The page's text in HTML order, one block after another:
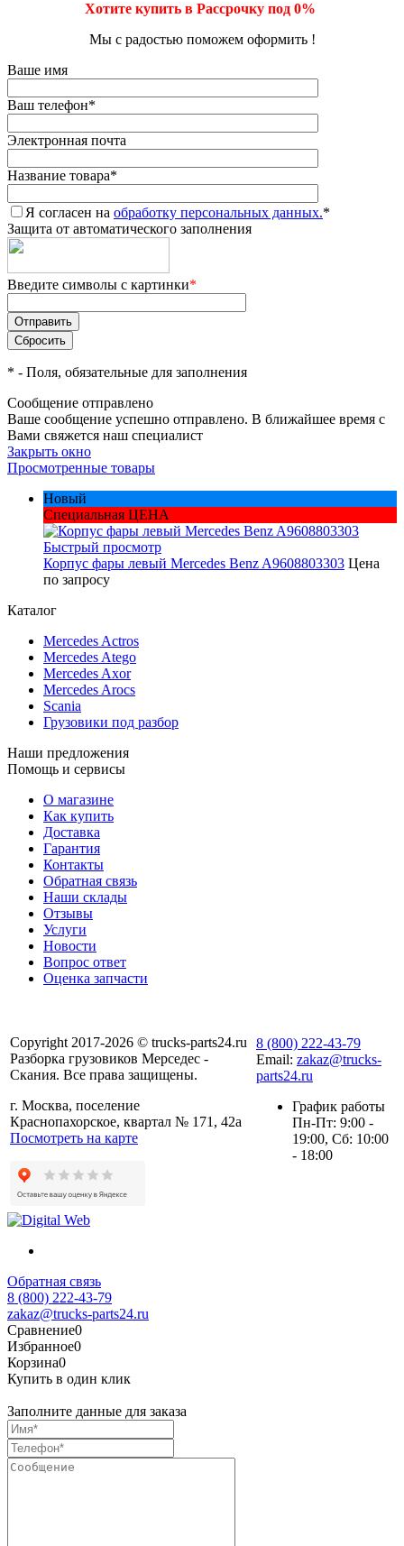
Хотите купить в Рассрочку под 0%
Мы с радостью поможем оформить !
Ваше имя
Ваш телефон*
Электронная почта
Название товара*
Я согласен на обработку персональных данных.*
Защита от автоматического заполнения
Введите символы с картинки*
* - Поля, обязательные для заполнения
Сообщение отправлено
Ваше сообщение успешно отправлено. В ближайшее время с
Вами свяжется наш специалист
Закрыть окно
Просмотренные товары
Новый
Специальная ЦЕНА
Быстрый просмотр
Корпус фары левый Mercedes Benz A9608803303 Цена
по запросу
Каталог
Mercedes Actros
Mercedes Atego
Mercedes Axor
Mercedes Arocs
Scania
Грузовики под разбор
Наши предложения
Помощь и сервисы
О магазине
Как купить
Доставка
Гарантия
Контакты
Обратная связь
Наши склады
Отзывы
Услуги
Новости
Вопрос ответ
Оценка запчасти
Copyright 2017-2026 © trucks-parts24.ru
Разборка грузовиков Мерседес -
Скания. Все права защищены.
г. Москва, поселение
Краснопахорское, квартал № 171, 42а
Посмотреть на карте
8 (800) 222-43-79
Email: zakaz@trucks-
parts24.ru
График работы
Пн-Пт: 9:00 -
19:00, Сб: 10:00
- 18:00
Обратная связь
8 (800) 222-43-79
zakaz@trucks-parts24.ru
Сравнение0
Избранное0
Корзина0
Купить в один клик
Заполните данные для заказа